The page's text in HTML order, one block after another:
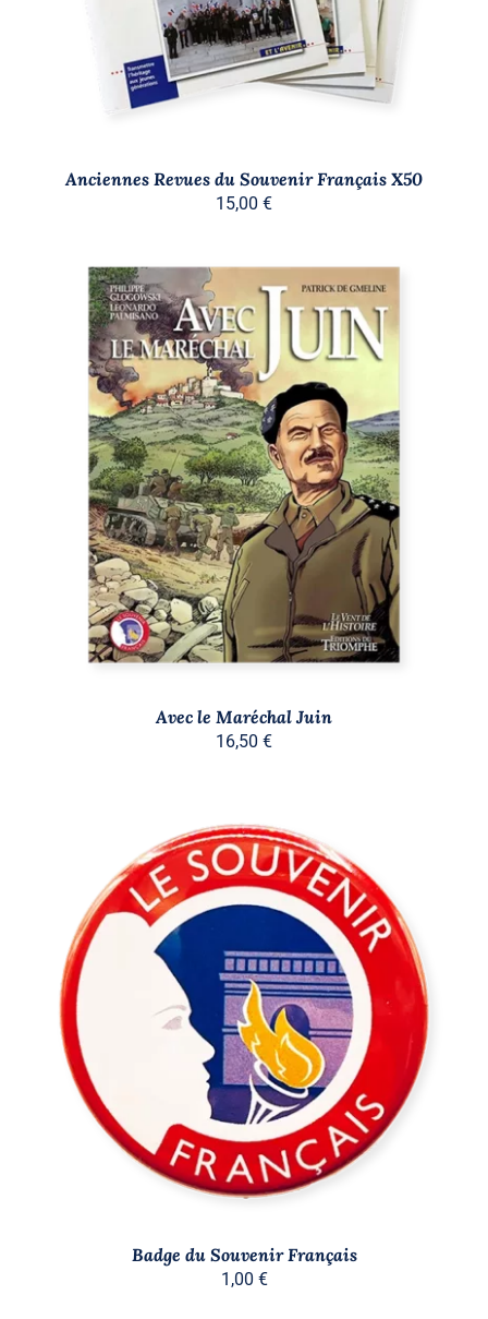
Anciennes Revues du Souvenir Français X50
15,00 €
AJOUTER AU PANIER
/
DÉTAILS
Avec le Maréchal Juin
16,50 €
AJOUTER AU PANIER
/
DÉTAILS
Badge du Souvenir Français
1,00 €